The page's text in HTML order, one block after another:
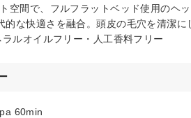
空間で、フルフラットベッド使用のヘ
的な快適さを融合。頭皮の毛穴を清潔
ルオイルフリー・人工香料フリー
60min